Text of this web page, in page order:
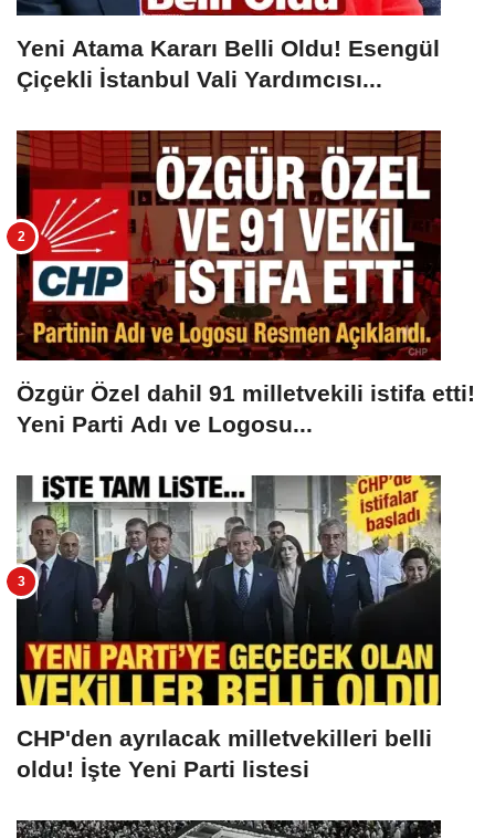
Yeni Atama Kararı Belli Oldu! Esengül
Çiçekli İstanbul Vali Yardımcısı...
Özgür Özel dahil 91 milletvekili istifa etti!
Yeni Parti Adı ve Logosu...
CHP'den ayrılacak milletvekilleri belli
oldu! İşte Yeni Parti listesi